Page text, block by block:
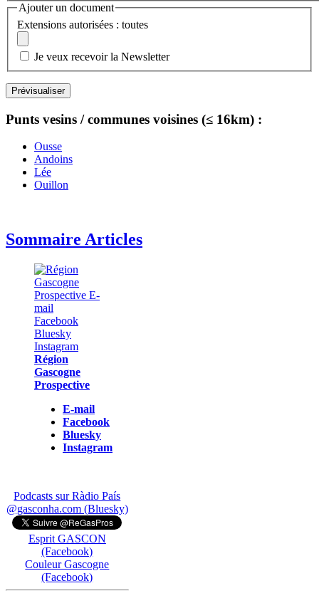
Ajouter un document
Extensions autorisées : toutes
Je veux recevoir la Newsletter
Punts vesins / communes voisines (≤ 16km) :
Ousse
Andoins
Lée
Ouillon
Sommaire Articles
Région
Gascogne
Prospective
E-mail
Facebook
Bluesky
Instagram
Podcasts sur Ràdio País
@gasconha.com (Bluesky)
Esprit GASCON
(Facebook)
Couleur Gascogne
(Facebook)